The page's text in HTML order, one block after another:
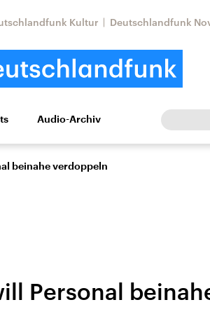
Kultur Deutschlandfunk
Kultur Europa
Faktenchecks
Audio-Archiv
beinahe verdoppeln
Personal